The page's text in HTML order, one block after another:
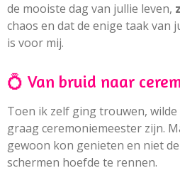
de mooiste dag van jullie leven,
chaos en dat de enige taak van
is voor mij.
💍 Van bruid naar
Toen ik zelf ging trouwen,
graag ceremoniemeester zijn.
gewoon kon genieten en niet
schermen hoefde te rennen.